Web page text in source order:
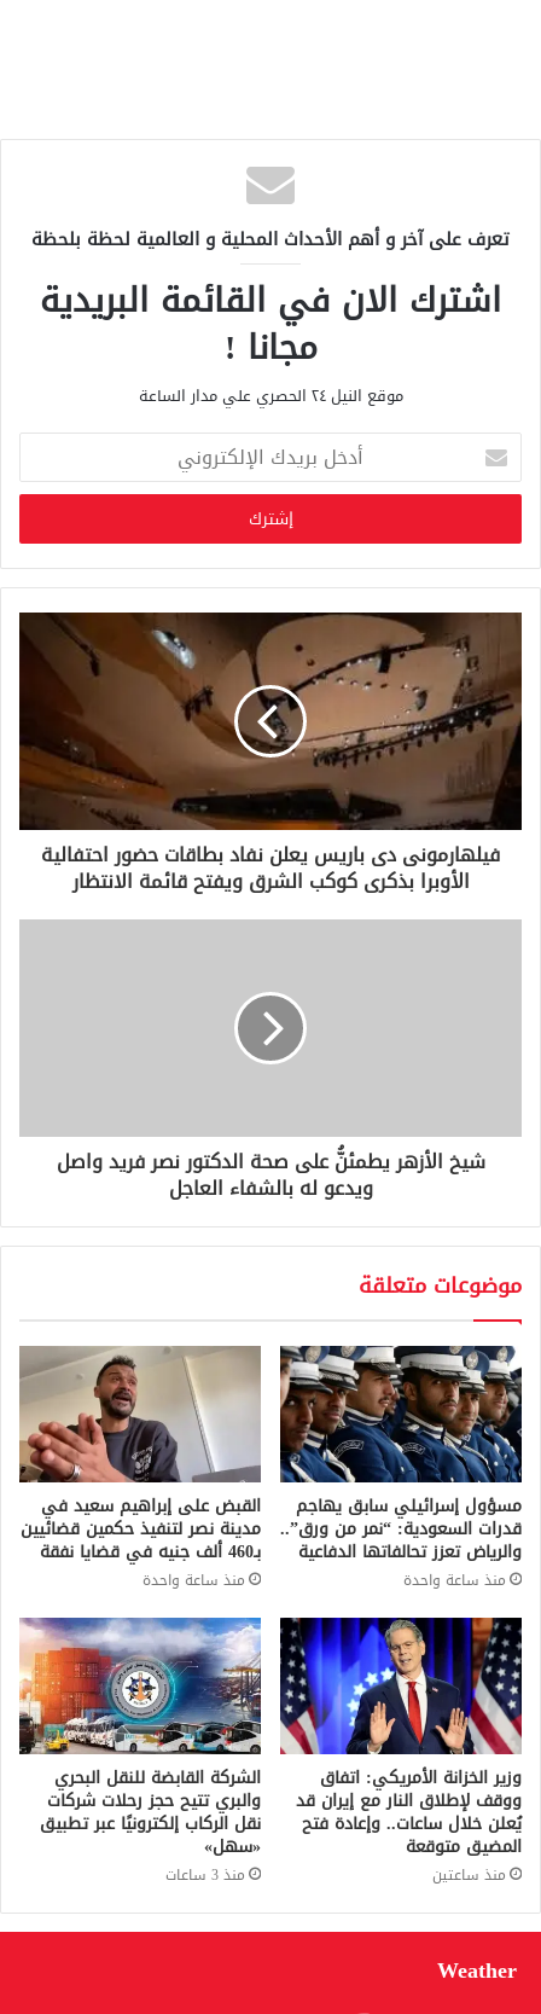
تعرف على آخر و أهم الأحداث المحلية و العالمية لحظة بلحظة
اشترك الان في القائمة البريدية
مجانا !
موقع النيل ٢٤ الحصري علي مدار الساعة
خ
ب
ر
ي
ا
ل
إ
ر
فيلهارمونى دى باريس يعلن نفاد بطاقات حضور احتفالية
الأوبرا بذكرى كوكب الشرق ويفتح قائمة الانتظار
شيخ الأزهر يطمئنُّ على صحة الدكتور نصر فريد واصل
ويدعو له بالشفاء العاجل
موضوعات متعلقة
مسؤول إسرائيلي سابق يهاجم
قدرات السعودية: “نمر من ورق”..
والرياض تعزز تحالفاتها الدفاعية
منذ ساعة واحدة
القبض على إبراهيم سعيد في
مدينة نصر لتنفيذ حكمين قضائيين
بـ460 ألف جنيه في قضايا نفقة
منذ ساعة واحدة
وزير الخزانة الأمريكي: اتفاق
ووقف لإطلاق النار مع إيران قد
يُعلن خلال ساعات.. وإعادة فتح
المضيق متوقعة
منذ ساعتين
الشركة القابضة للنقل البحري
والبري تتيح حجز رحلات شركات
نقل الركاب إلكترونيًا عبر تطبيق
«سهل»
منذ 3 ساعات
Weather